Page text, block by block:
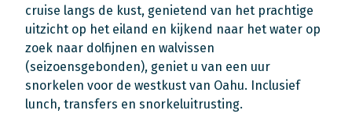
cruise langs de kust, genietend van het prachtige
uitzicht op het eiland en kijkend naar het water op
zoek naar dolfijnen en walvissen
(seizoensgebonden), geniet u van een uur
snorkelen voor de westkust van Oahu. Inclusief
lunch, transfers en snorkeluitrusting.